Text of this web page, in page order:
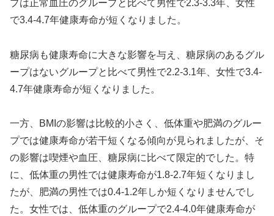
プは正常血圧のグループと比べて男性で2.3-3.3年、女性
で3.4-4.7年健康寿命が短くなりました。
糖尿病も健康寿命に大きな影響を与え、糖尿病のあるグル
ープはないグループと比べて男性で2.2-3.1年、女性で3.4-
4.7年健康寿命が短くなりました。
一方、BMIの影響は比較的小さく、低体重や肥満のグルー
プでは健康寿命が若干短くなる傾向が見られましたが、そ
の影響は喫煙や血圧、糖尿病に比べて限定的でした。特
に、低体重の男性では健康寿命が1.8-2.7年短くなりまし
たが、肥満の男性では0.4-1.2年しか短くなりませんでし
た。女性では、低体重のグループで2.4-4.0年健康寿命が